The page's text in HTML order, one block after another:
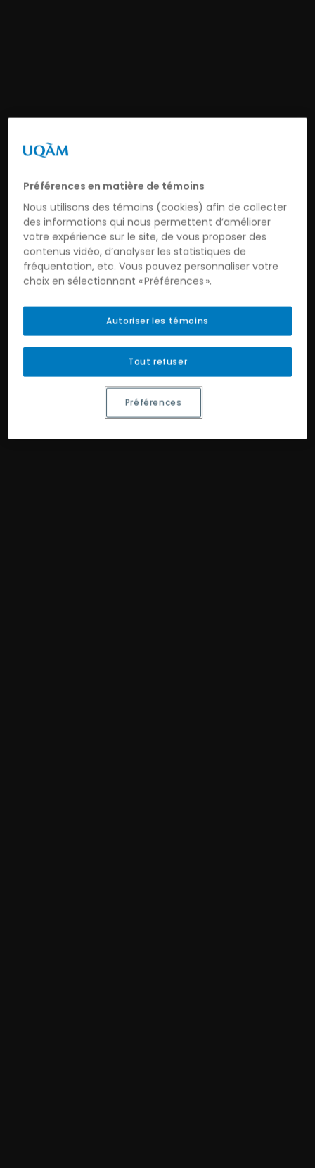
Préférences en matière de témoins
Nous utilisons des témoins (cookies) afin de collecter
des informations qui nous permettent d’améliorer
votre expérience sur le site, de vous proposer des
contenus vidéo, d’analyser les statistiques de
fréquentation, etc. Vous pouvez personnaliser votre
choix en sélectionnant « Préférences ».
Tout refuser
Autoriser les témoins
Préférences